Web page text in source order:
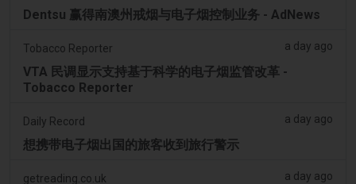
Dentsu 赢得南澳州戒烟与电子烟控制业务 - AdNews
Tobacco Reporter a day ago
VTA 民调显示支持基于科学的电子烟监管改革 -
Tobacco Reporter
Daily Record a day ago
想携带电子烟出国的旅客收到旅行警示
getreading.co.uk a day ago